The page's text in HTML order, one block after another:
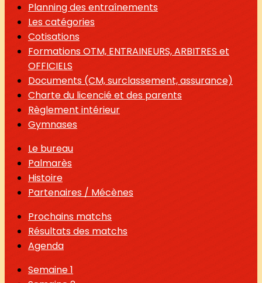
Planning des entraînements
Les catégories
Cotisations
Formations OTM, ENTRAINEURS, ARBITRES et
OFFICIELS
Documents (CM, surclassement, assurance)
Charte du licencié et des parents
Règlement intérieur
Gymnases
Le bureau
Palmarès
Histoire
Partenaires / Mécènes
Prochains matchs
Résultats des matchs
Agenda
Semaine 1